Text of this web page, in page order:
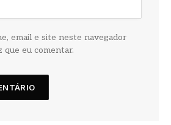
email e site neste navegador
que eu comentar.